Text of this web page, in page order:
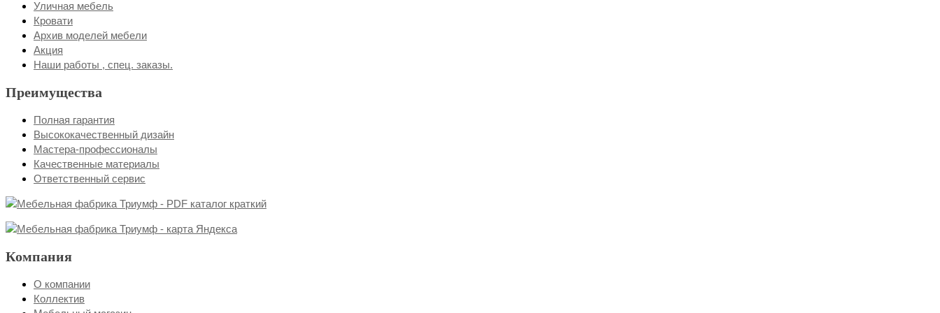
Уличная мебель
Кровати
Архив моделей мебели
Акция
Наши работы , спец. заказы.
Преимущества
Полная гарантия
Высококачественный дизайн
Мастера-профессионалы
Качественные материалы
Ответственный сервис
Компания
О компании
Коллектив